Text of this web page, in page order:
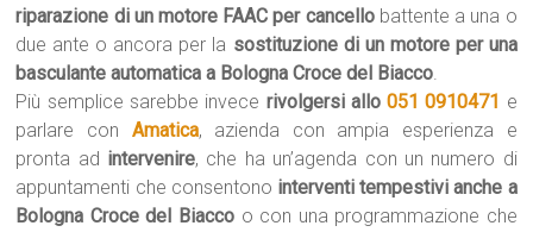
riparazione di un motore FAAC per cancellobattente a una o
due ante o ancora per la sostituzione di un motore per una
basculante automatica a Bologna Croce del Biacco.
Più semplice sarebbe invece rivolgersi allo051 0910471 e
parlare con Amatica, azienda con ampia esperienza e
pronta ad intervenire, che ha un’agenda con un numero di
appuntamenti che consentono interventi tempestivi anche a
Bologna Croce del Biacco o con una programmazione che